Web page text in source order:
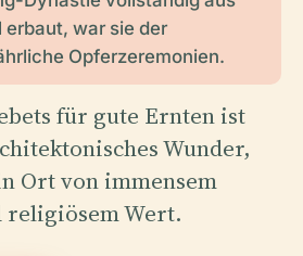
erbaut, war sie der
Opferzeremonien.
für gute Ernten ist
Wunder,
Ort von immensem
Wert.